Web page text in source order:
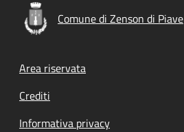
Comune di Zenson di Piave
Footer menu
Area riservata
Crediti
Informativa privacy